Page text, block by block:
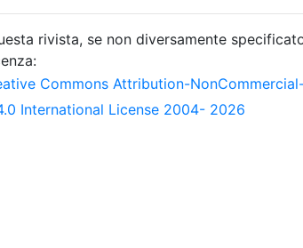
rivista, se non diversamente
Commons Attribution-
International License 2004- 2026